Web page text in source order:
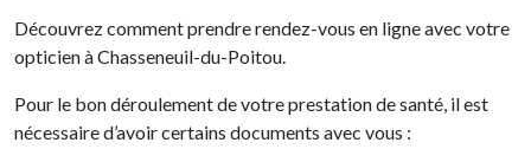
Découvrez comment prendre rendez-vous en ligne avec votre
opticien à Chasseneuil-du-Poitou.
Pour le bon déroulement de votre prestation de santé, il est
nécessaire d’avoir certains documents avec vous :